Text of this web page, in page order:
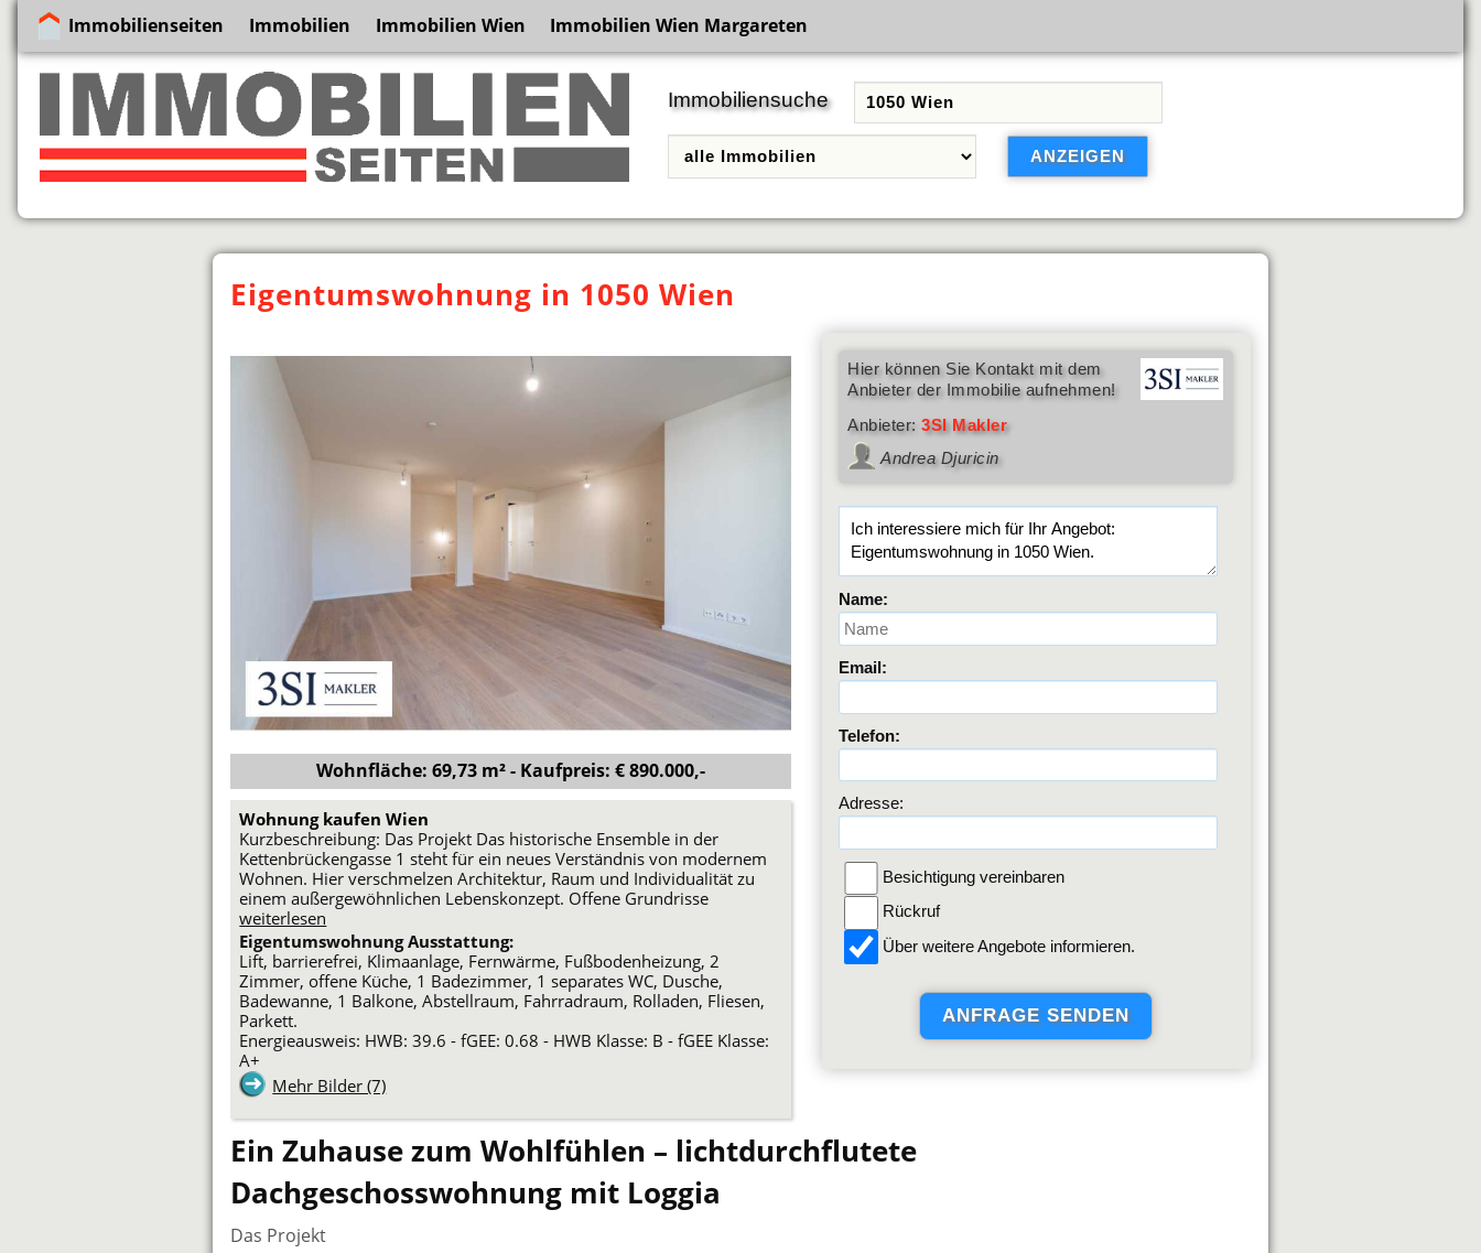
Immobilienseiten Immobilien Immobilien Wien Immobilien Wien Margareten
Immobiliensuche
Eigentumswohnung in 1050 Wien
Wohnfläche: 69,73 m² - Kaufpreis: € 890.000,-
Wohnung kaufen Wien
Kurzbeschreibung: Das Projekt Das historische Ensemble in der
Kettenbrückengasse 1 steht für ein neues Verständnis von modernem
Wohnen. Hier verschmelzen Architektur, Raum und Individualität zu
einem außergewöhnlichen Lebenskonzept. Offene Grundrisse
weiterlesen
Eigentumswohnung Ausstattung:
Lift, barrierefrei, Klimaanlage, Fernwärme, Fußbodenheizung, 2
Zimmer, offene Küche, 1 Badezimmer, 1 separates WC, Dusche,
Badewanne, 1 Balkone, Abstellraum, Fahrradraum, Rolladen, Fliesen,
Parkett.
Energieausweis: HWB: 39.6 - fGEE: 0.68 - HWB Klasse: B - fGEE Klasse:
A+
Mehr Bilder (7)
Hier können Sie Kontakt mit dem
Anbieter der Immobilie aufnehmen!
Anbieter:3SI Makler
Andrea Djuricin
Name:
Email:
Telefon:
Adresse:
Besichtigung vereinbaren
Rückruf
Über weitere Angebote informieren.
Ein Zuhause zum Wohlfühlen – lichtdurchflutete
Dachgeschosswohnung mit Loggia
Das Projekt